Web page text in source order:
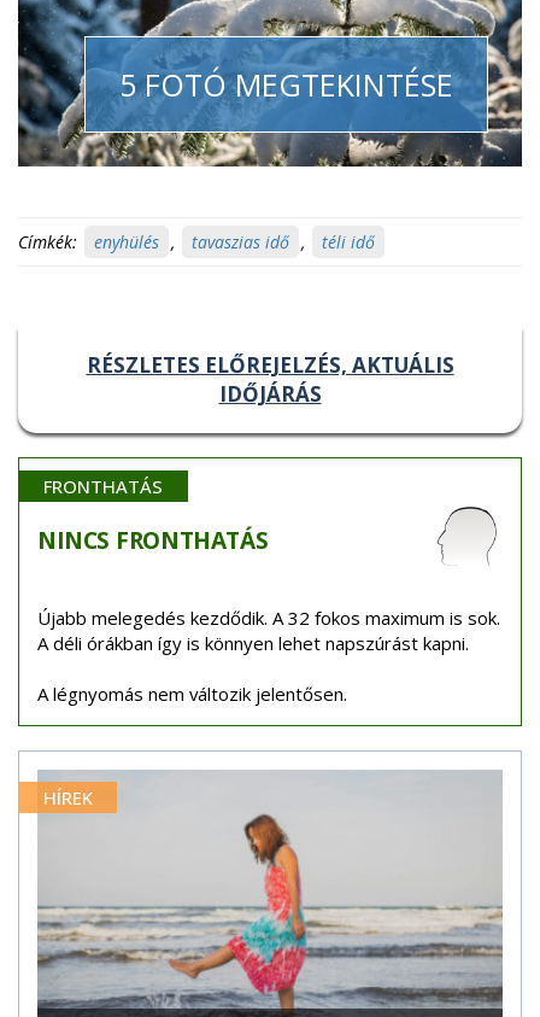
5 FOTÓ MEGTEKINTÉSE
Címkék: enyhülés , tavaszias idő , téli idő
RÉSZLETES ELŐREJELZÉS, AKTUÁLIS
IDŐJÁRÁS
FRONTHATÁS
NINCS FRONTHATÁS
Újabb melegedés kezdődik. A 32 fokos maximum is sok.
A déli órákban így is könnyen lehet napszúrást kapni.
A légnyomás nem változik jelentősen.
HÍREK